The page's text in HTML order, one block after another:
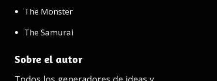
The Monster
The Samurai
Sobre el autor